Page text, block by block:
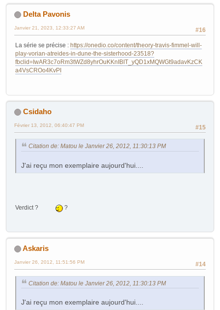
Delta Pavonis
#16
Janvier 21, 2023, 12:33:27 AM
La série se précise : https://onedio.co/content/theory-travis-fimmel-will-
play-vorian-atreides-in-dune-the-sisterhood-23518?
fbclid=IwAR3c7oRm3tWZd8yhrOuKKnIBIT_yQD1xMQWGt9adavKzCK
a4VsCROo4KvPI
Csidaho
#15
Février 13, 2012, 06:40:47 PM
Citation de: Matou le Janvier 26, 2012, 11:30:13 PM
J'ai reçu mon exemplaire aujourd'hui....
Verdict ? ?
Askaris
#14
Janvier 26, 2012, 11:51:56 PM
Citation de: Matou le Janvier 26, 2012, 11:30:13 PM
J'ai reçu mon exemplaire aujourd'hui....